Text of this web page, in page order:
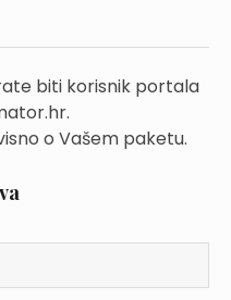
biti korisnik portala
o Vašem paketu.